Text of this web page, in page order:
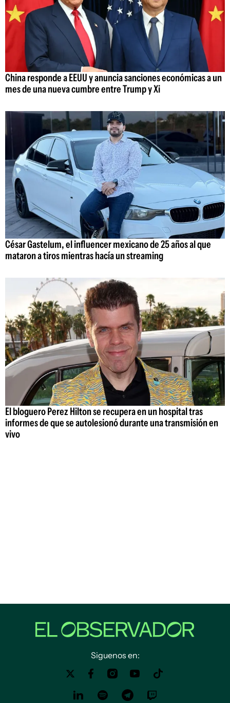
China responde a EEUU y anuncia sanciones económicas a un
mes de una nueva cumbre entre Trump y Xi
César Gastelum, el influencer mexicano de 25 años al que
mataron a tiros mientras hacía un streaming
El bloguero Perez Hilton se recupera en un hospital tras
informes de que se autolesionó durante una transmisión en
vivo
Siguenos en: